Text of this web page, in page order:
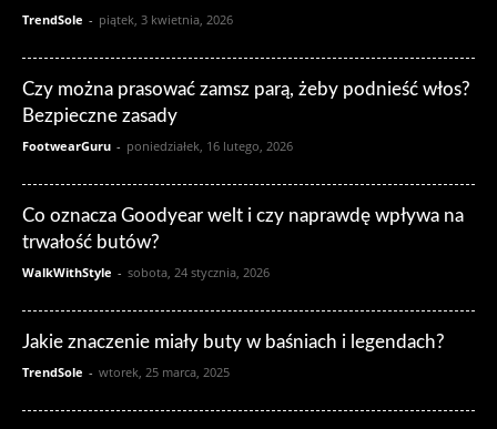
TrendSole - piątek, 3 kwietnia, 2026
Czy można prasować zamsz parą, żeby podnieść włos?
Bezpieczne zasady
FootwearGuru - poniedziałek, 16 lutego, 2026
Co oznacza Goodyear welt i czy naprawdę wpływa na
trwałość butów?
WalkWithStyle - sobota, 24 stycznia, 2026
Jakie znaczenie miały buty w baśniach i legendach?
TrendSole - wtorek, 25 marca, 2025